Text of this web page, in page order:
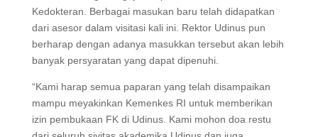
Kedokteran. Berbagai masukan baru telah didapatkan
dari asesor dalam visitasi kali ini. Rektor Udinus pun
berharap dengan adanya masukkan tersebut akan lebih
banyak persyaratan yang dapat dipenuhi.
“Kami harap semua paparan yang telah disampaikan
mampu meyakinkan Kemenkes RI untuk memberikan
izin pembukaan FK di Udinus. Kami mohon doa restu